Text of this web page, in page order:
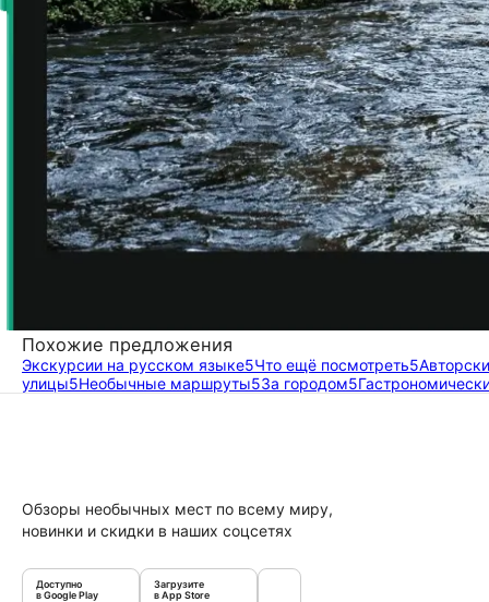
Похожие предложения
Экскурсии на русском языке5Что ещё посмотреть5
улицы5Необычные маршруты5За городом5
Обзоры необычных мест по всему миру,
новинки и скидки в наших соцсетях
Доступно
в Google Play
Загрузите
в App Store